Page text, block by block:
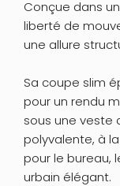
Conçue dans
liberté de
une allure
Sa coupe slim
pour un rendu
sous une veste
polyvalente, à
pour le bureau,
urbain élégant.